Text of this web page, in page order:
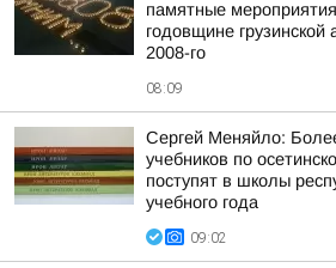
памятные
годовщине грузинской
2008-го
08:09
Сергей Меняйло:
учебников по
поступят в школы
учебного года
09:02